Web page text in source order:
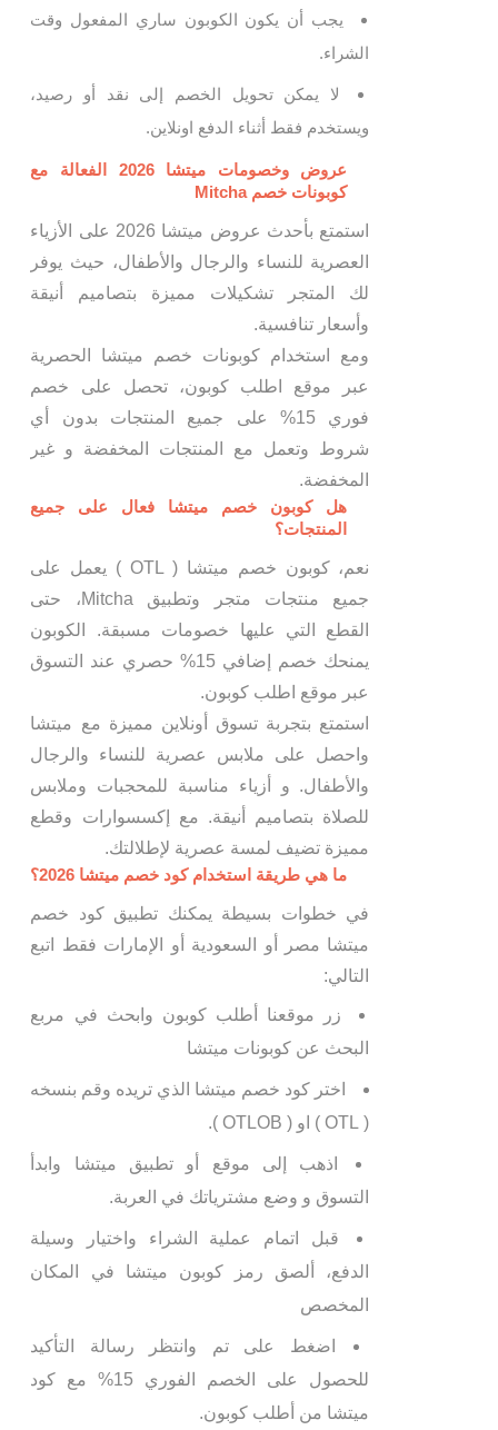
يجب أن يكون الكوبون ساري المفعول وقت
الشراء.
لا يمكن تحويل الخصم إلى نقد أو رصيد،
ويستخدم فقط أثناء الدفع اونلاين.
عروض وخصومات ميتشا 2026 الفعالة مع
كوبونات خصم Mitcha
استمتع بأحدث عروض ميتشا 2026 على الأزياء
العصرية للنساء والرجال والأطفال، حيث يوفر
لك المتجر تشكيلات مميزة بتصاميم أنيقة
وأسعار تنافسية.
ومع استخدام كوبونات خصم ميتشا الحصرية
عبر موقع اطلب كوبون، تحصل على خصم
فوري 15% على جميع المنتجات بدون أي
شروط وتعمل مع المنتجات المخفضة و غير
المخفضة.
هل كوبون خصم ميتشا فعال على جميع
المنتجات؟
نعم، كوبون خصم ميتشا ( OTL ) يعمل على
جميع منتجات متجر وتطبيق Mitcha، حتى
القطع التي عليها خصومات مسبقة. الكوبون
يمنحك خصم إضافي 15% حصري عند التسوق
عبر موقع اطلب كوبون.
استمتع بتجربة تسوق أونلاين مميزة مع ميتشا
واحصل على ملابس عصرية للنساء والرجال
والأطفال. و أزياء مناسبة للمحجبات وملابس
للصلاة بتصاميم أنيقة. مع إكسسوارات وقطع
مميزة تضيف لمسة عصرية لإطلالتك.
ما هي طريقة استخدام كود خصم ميتشا 2026؟
في خطوات بسيطة يمكنك تطبيق كود خصم
ميتشا مصر أو السعودية أو الإمارات فقط اتبع
التالي:
زر موقعنا أطلب كوبون وابحث في مربع
البحث عن كوبونات ميتشا
اختر كود خصم ميتشا الذي تريده وقم بنسخه
( OTL ) او ( OTLOB ).
اذهب إلى موقع أو تطبيق ميتشا وابدأ
التسوق و وضع مشترياتك في العربة.
قبل اتمام عملية الشراء واختيار وسيلة
الدفع، ألصق رمز كوبون ميتشا في المكان
المخصص
اضغط على تم وانتظر رسالة التأكيد
للحصول على الخصم الفوري 15% مع كود
ميتشا من أطلب كوبون.